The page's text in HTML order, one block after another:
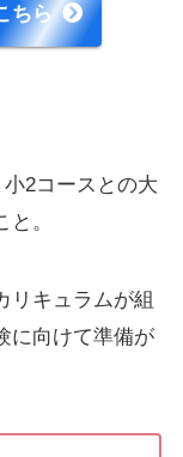
ちら
2コースとの大
。
リキュラムが組
に向けて準備が